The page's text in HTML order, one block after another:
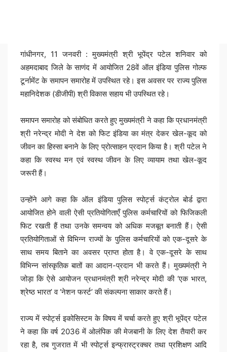
गांधीनगर, 11 जनवरी : मुख्यमंत्री श्री भूपेंद्र पटेल शनिवार को
अहमदाबाद जिले के साणंद में आयोजित 28वें ऑल इंडिया पुलिस गोल्फ
टूर्नामेंट के समापन समारोह में उपस्थित रहे। इस अवसर पर राज्य पुलिस
महानिदेशक (डीजीपी) श्री विकास सहाय भी उपस्थित रहे।
समापन समारोह को संबोधित करते हुए मुख्यमंत्री ने कहा कि प्रधानमंत्री
श्री नरेन्द्र मोदी ने देश को फिट इंडिया का मंत्र देकर खेल-कूद को
जीवन का हिस्सा बनाने के लिए प्रोत्साहन प्रदान किया है। श्री पटेल ने
कहा कि स्वस्थ मन एवं स्वस्थ जीवन के लिए व्यायाम तथा खेल-कूद
जरूरी हैं।
उन्होंने आगे कहा कि ऑल इंडिया पुलिस स्पोर्ट्स कंट्रोल बोर्ड द्वारा
आयोजित होने वाली ऐसी प्रतियोगिताएँ पुलिस कर्मचारियों को फिजिकली
फिट रखती हैं तथा उनके समन्वय को अधिक मजबूत बनाती हैं। ऐसी
प्रतियोगिताओं से विभिन्न राज्यों के पुलिस कर्मचारियों को एक-दूसरे के
साथ समय बिताने का अवसर प्राप्त होता है। वे एक-दूसरे के साथ
विभिन्न सांस्कृतिक बातों का आदान-प्रदान भी करते हैं। मुख्यमंत्री ने
जोड़ा कि ऐसे आयोजन प्रधानमंत्री श्री नरेन्द्र मोदी की ‘एक भारत,
श्रेष्ठ भारत’ व ‘नेशन फर्स्ट’ की संकल्पना साकार करते हैं।
राज्य में स्पोर्ट्स इकोसिस्टम के विषय में चर्चा करते हुए श्री भूपेंद्र पटेल
ने कहा कि वर्ष 2036 में ओलंपिक की मेजबानी के लिए देश तैयारी कर
रहा है, तब गुजरात में भी स्पोर्ट्स इन्फ्रास्ट्रक्चर तथा प्रशिक्षण आदि